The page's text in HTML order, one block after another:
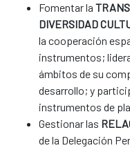
Fomentar la
DIVERSIDAD
la cooperación
instrumentos;
ámbitos de su
desarrollo; y
instrumentos de
Gestionar las
de la Delegación